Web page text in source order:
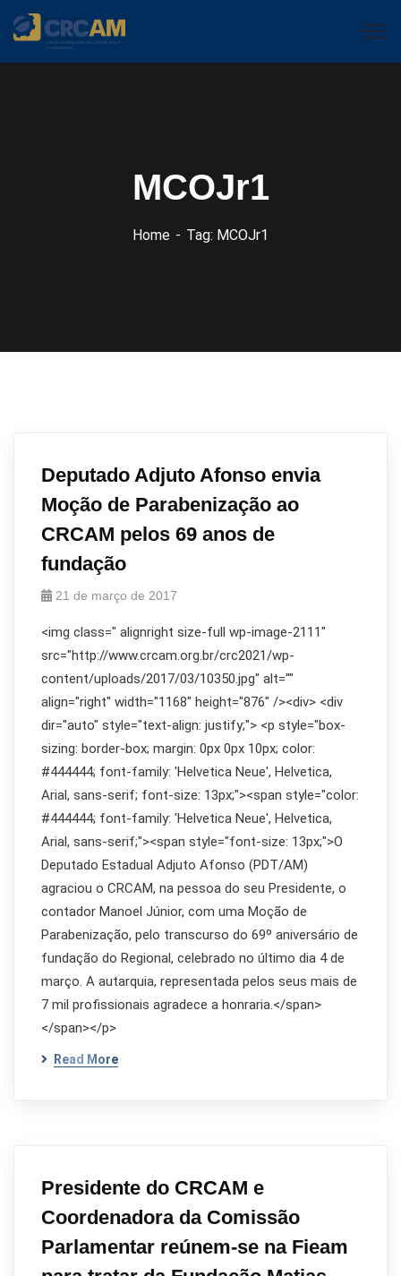
MCOJr1
Home Tag: MCOJr1
Deputado Adjuto Afonso envia
Moção de Parabenização ao
CRCAM pelos 69 anos de
fundação
21 de março de 2017
<img class=" alignright size-full wp-image-2111"
src="http://www.crcam.org.br/crc2021/wp-
content/uploads/2017/03/10350.jpg" alt=""
align="right" width="1168" height="876" /><div> <div
dir="auto" style="text-align: justify;"> <p style="box-
sizing: border-box; margin: 0px 0px 10px; color:
#444444; font-family: 'Helvetica Neue', Helvetica,
Arial, sans-serif; font-size: 13px;"><span style="color:
#444444; font-family: 'Helvetica Neue', Helvetica,
Arial, sans-serif;"><span style="font-size: 13px;">O
Deputado Estadual Adjuto Afonso (PDT/AM)
agraciou o CRCAM, na pessoa do seu Presidente, o
contador Manoel Júnior, com uma Moção de
Parabenização, pelo transcurso do 69º aniversário de
fundação do Regional, celebrado no último dia 4 de
março. A autarquia, representada pelos seus mais de
7 mil profissionais agradece a honraria.</span>
</span></p>
Read More
Presidente do CRCAM e
Coordenadora da Comissão
Parlamentar reúnem-se na Fieam